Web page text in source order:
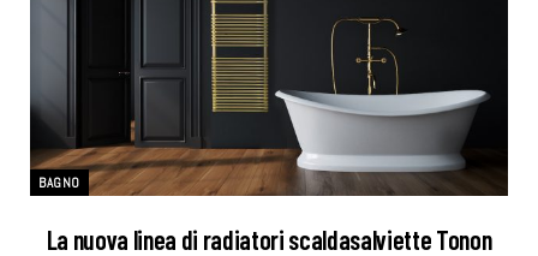
BAGNO
La nuova linea di radiatori scaldasalviette Tonon